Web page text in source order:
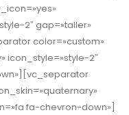
2″ gap=»taller»
color=»custom»
icon_style=»style-2″
fa-chevron-down»]